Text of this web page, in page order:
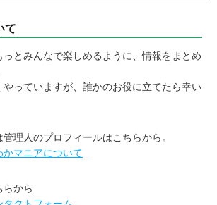
て
っとみんなで楽しめるように、情報をまとめ
っていますが、誰かのお役に立てたら幸い
理人のプロフィールはこちらから。
マニアについて
らから